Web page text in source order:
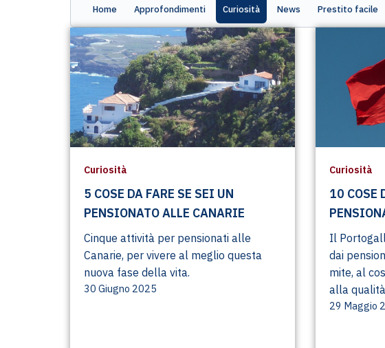
Home Approfondimenti Curiosità News Prestito facile
Curiosità
5 COSE DA FARE SE SEI UN
PENSIONATO ALLE CANARIE
Cinque attività per pensionati alle
Canarie, per vivere al meglio questa
nuova fase della vita.
30 Giugno 2025
Curiosità
10 COSE
Il
dai
mite, al
alla
29 Maggio